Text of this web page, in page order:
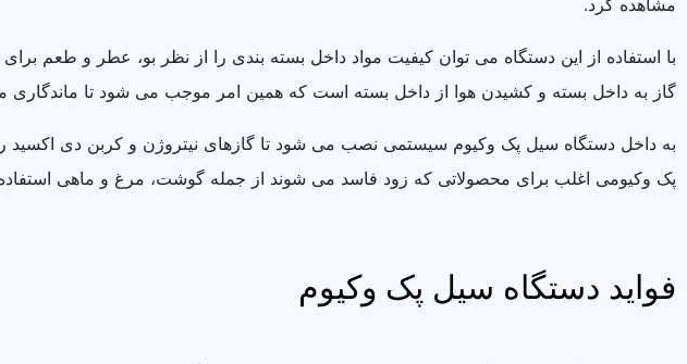
مشاهده کرد.
با استفاده از این دستگاه می توان کیفیت مواد داخل بسته بندی را از نظر بو، عطر و
گاز به داخل بسته و کشیدن هوا از داخل بسته است که همین امر موجب می شود تا
به داخل دستگاه سیل پک وکیوم سیستمی نصب می شود تا گازهای نیتروژن و کربن دی اکسید
پک وکیومی اغلب برای محصولاتی که زود فاسد می شوند از جمله گوشت، مرغ و ماهی
فواید دستگاه سیل پک وکیوم